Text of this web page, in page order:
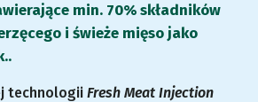
min. 70% składników
i świeże mięso jako
technologii Fresh Meat Injection